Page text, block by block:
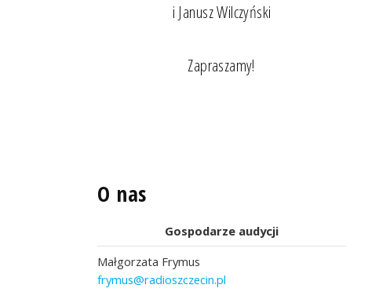
i Janusz Wilczyński
Zapraszamy!
O nas
Gospodarze audycji
Małgorzata Frymus
frymus@radioszczecin.pl